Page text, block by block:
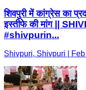
शिवपुरी में कांग्रेस का
इस्तीफे की मांग ||
#shivpurin...
Shivpuri, Shivpuri |